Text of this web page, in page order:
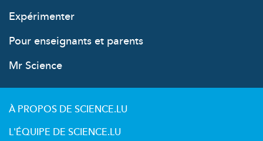
Expérimenter
Pour enseignants et parents
Mr Science
À PROPOS DE SCIENCE.LU
L'ÉQUIPE DE SCIENCE.LU